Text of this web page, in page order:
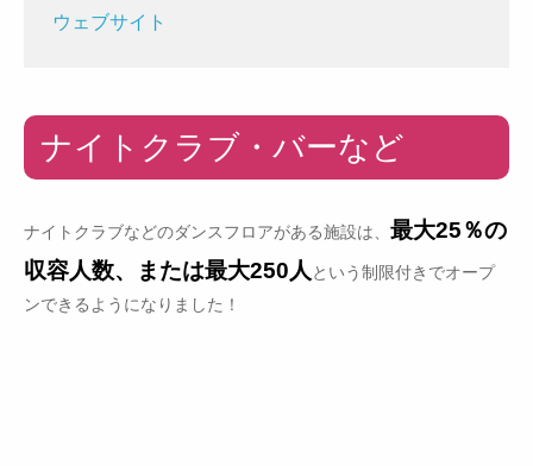
ウェブサイト
ナイトクラブ・バーなど
ナイトクラブなどのダンスフロアがある施設は、 最大25％の
収容人数、または最大250人 という制限付きでオープ
ンできるようになりました！